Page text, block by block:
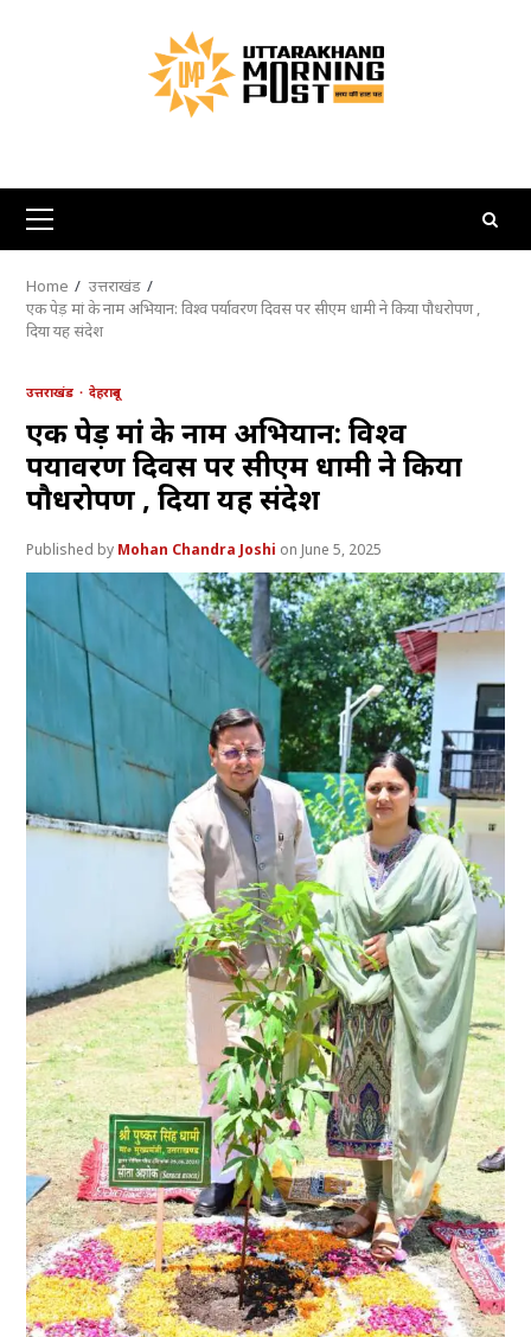
Primary
Menu
Home
उत्तराखंड
एक पेड़ मां के नाम अभियान: विश्व पर्यावरण दिवस पर सीएम धामी ने किया पौधरोपण ,
दिया यह संदेश
उत्तराखंड देहरादून
एक पेड़ मां के नाम अभियान: विश्व
पर्यावरण दिवस पर सीएम धामी ने किया
पौधरोपण , दिया यह संदेश
Mohan Chandra Joshi June 5, 2025